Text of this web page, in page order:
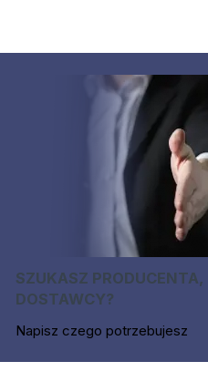
SZUKASZ PRODUCENTA,
DOSTAWCY?
Napisz czego potrzebujesz